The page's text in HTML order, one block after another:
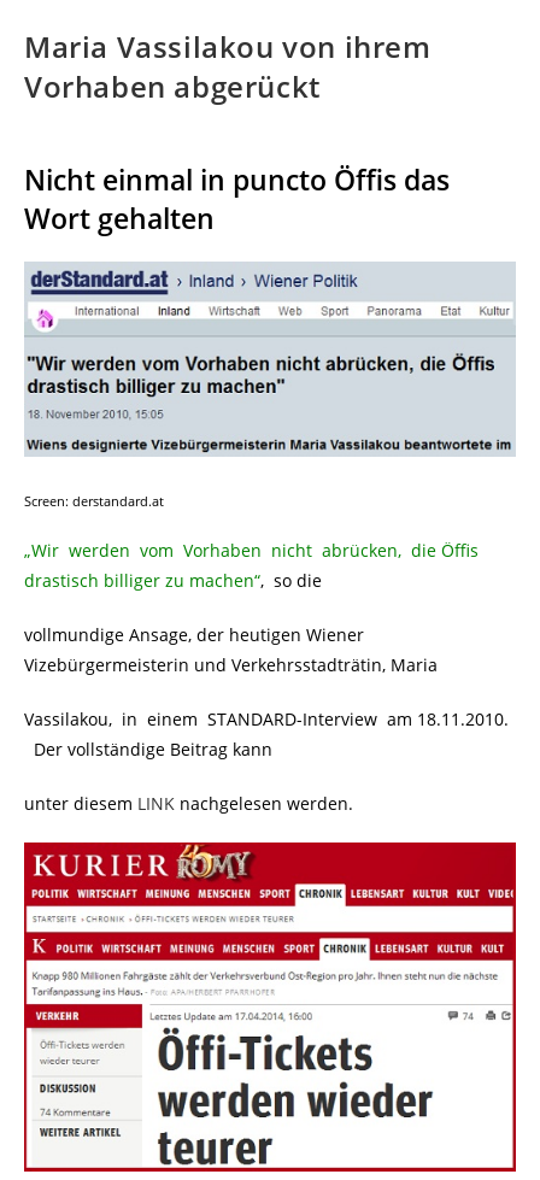
Maria Vassilakou von ihrem
Vorhaben abgerückt
Nicht einmal in puncto Öffis das
Wort gehalten
Screen: derstandard.at
„Wir werden vom Vorhaben nicht abrücken, die Öffis
drastisch billiger zu machen“, so die
vollmundige Ansage, der heutigen Wiener
Vizebürgermeisterin und Verkehrsstadträtin, Maria
Vassilakou, in einem STANDARD-Interview am 18.11.2010.
Der vollständige Beitrag kann
unter diesem LINK nachgelesen werden.